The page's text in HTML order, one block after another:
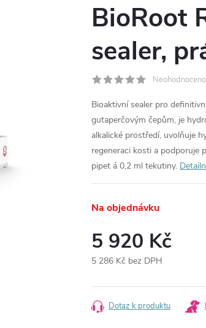
BioRoot
sealer,
Neohodnoceno
Bioaktivní sealer pro
gutaperčovým čepům, je
alkalické prostředí, uvolňuje
regeneraci kosti a podporuje
pipet á 0,2 ml tekutiny.
Na objednávku
5 920 Kč
5 286 Kč bez DPH
cena:
Dotaz k produktu